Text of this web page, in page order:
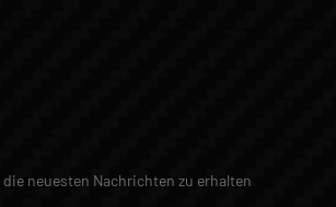
neuesten Nachrichten zu erhalten